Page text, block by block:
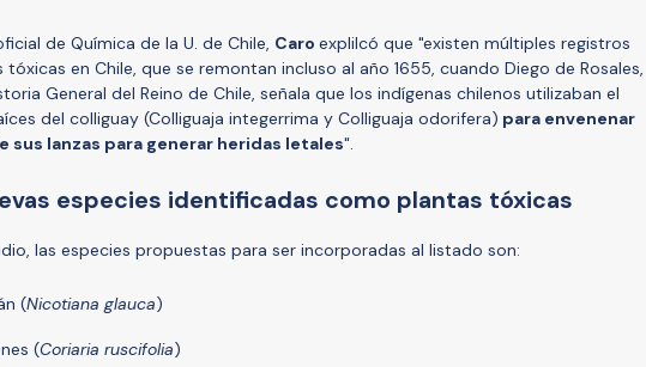
de Química de la U. de Chile, Caro explilcó que "existen múltiples registros
en Chile, que se remontan incluso al año 1655, cuando Diego de Rosales,
General del Reino de Chile, señala que los indígenas chilenos utilizaban el
del colliguay (Colliguaja integerrima y Colliguaja odorifera) para envenenar
sus lanzas para generar heridas letales".
especies identificadas como plantas tóxicas
las especies propuestas para ser incorporadas al listado son:
(Nicotiana glauca)
(Coriaria ruscifolia)